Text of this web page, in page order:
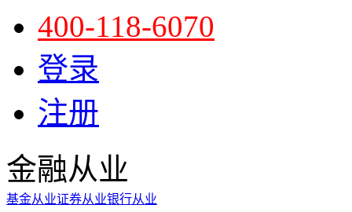
400-118-6070
登录
注册
金融从业
基金从业证券从业银行从业